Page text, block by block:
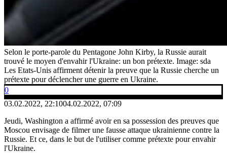
Selon le porte-parole du Pentagone John Kirby, la Russie aurait
trouvé le moyen d'envahir l'Ukraine: un bon prétexte. Image: sda
Les Etats-Unis affirment détenir la preuve que la Russie cherche un
prétexte pour déclencher une guerre en Ukraine.
0
03.02.2022, 22:1004.02.2022, 07:09
Jeudi, Washington a affirmé avoir en sa possession des preuves que
Moscou envisage de filmer une fausse attaque ukrainienne contre la
Russie. Et ce, dans le but de l'utiliser comme prétexte pour envahir
l'Ukraine.